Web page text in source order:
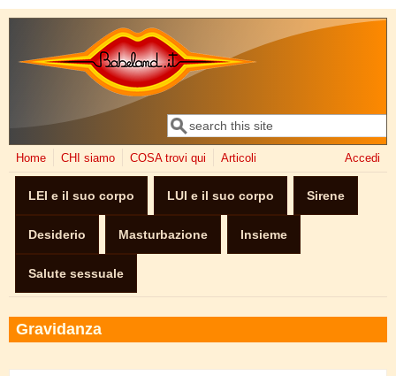
Salta al contenuto principale
Form di ricerca
Cerca
Home CHI siamo COSA trovi qui Articoli Accedi
LEI e il suo corpo LUI e il suo corpo Sirene
Desiderio Masturbazione Insieme
Salute sessuale
Gravidanza